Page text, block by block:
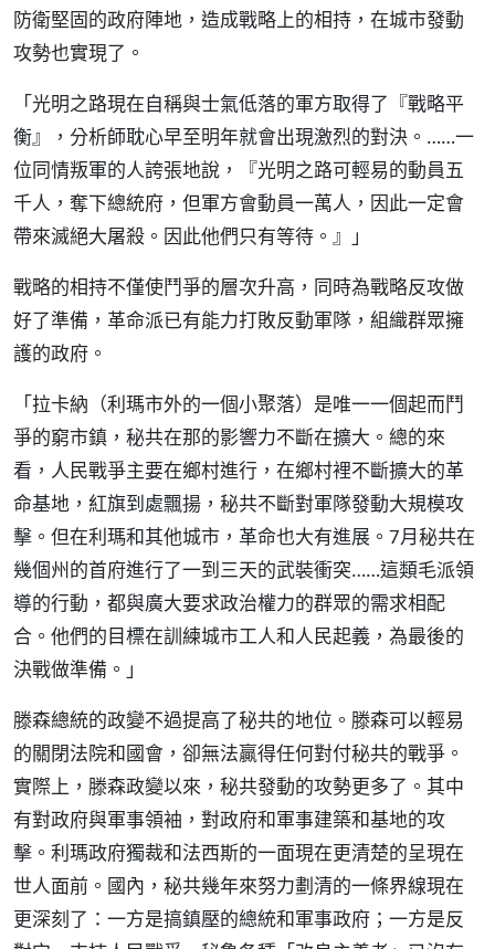
防衛堅固的政府陣地，造成戰略上的相持，在城市發動
攻勢也實現了。
「光明之路現在自稱與士氣低落的軍方取得了『戰略平
衡』，分析師耽心早至明年就會出現激烈的對決。……一
位同情叛軍的人誇張地說，『光明之路可輕易的動員五
千人，奪下總統府，但軍方會動員一萬人，因此一定會
帶來滅絕大屠殺。因此他們只有等待。』」
戰略的相持不僅使鬥爭的層次升高，同時為戰略反攻做
好了準備，革命派已有能力打敗反動軍隊，組織群眾擁
護的政府。
「拉卡納（利瑪市外的一個小聚落）是唯一一個起而鬥
爭的窮市鎮，秘共在那的影響力不斷在擴大。總的來
看，人民戰爭主要在鄉村進行，在鄉村裡不斷擴大的革
命基地，紅旗到處飄揚，秘共不斷對軍隊發動大規模攻
擊。但在利瑪和其他城市，革命也大有進展。7月秘共在
幾個州的首府進行了一到三天的武裝衝突……這類毛派領
導的行動，都與廣大要求政治權力的群眾的需求相配
合。他們的目標在訓練城市工人和人民起義，為最後的
決戰做準備。」
滕森總統的政變不過提高了秘共的地位。滕森可以輕易
的關閉法院和國會，卻無法贏得任何對付秘共的戰爭。
實際上，滕森政變以來，秘共發動的攻勢更多了。其中
有對政府與軍事領袖，對政府和軍事建築和基地的攻
擊。利瑪政府獨裁和法西斯的一面現在更清楚的呈現在
世人面前。國內，秘共幾年來努力劃清的一條界線現在
更深刻了：一方是搞鎮壓的總統和軍事政府；一方是反